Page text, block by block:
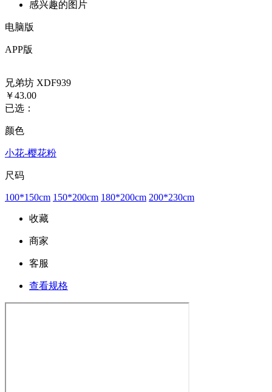
感兴趣的图片
电脑版
APP版
兄弟坊 XDF939
￥43.00
已选：
颜色
小花-樱花粉
尺码
100*150cm 150*200cm 180*200cm 200*230cm
收藏
商家
客服
查看规格